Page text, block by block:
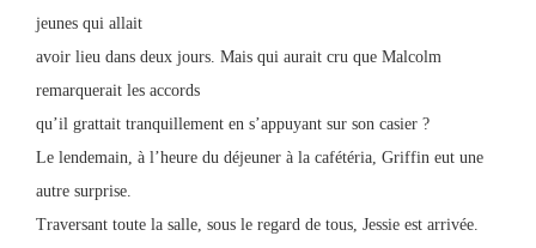
jeunes qui allait
avoir lieu dans deux jours. Mais qui aurait cru que Malcolm
remarquerait les accords
qu’il grattait tranquillement en s’appuyant sur son casier ?
Le lendemain, à l’heure du déjeuner à la cafétéria, Griffin eut une
autre surprise.
Traversant toute la salle, sous le regard de tous, Jessie est arrivée.